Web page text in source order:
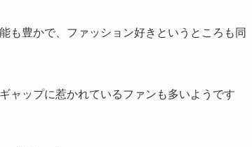
も豊かで、ファッション好きというところも同
ャップに惹かれているファンも多いようです